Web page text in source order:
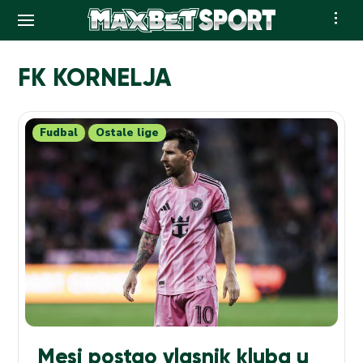
content
FK KORNELJA
Fudbal Ostale lige
Mesi postao vlasnik kluba u